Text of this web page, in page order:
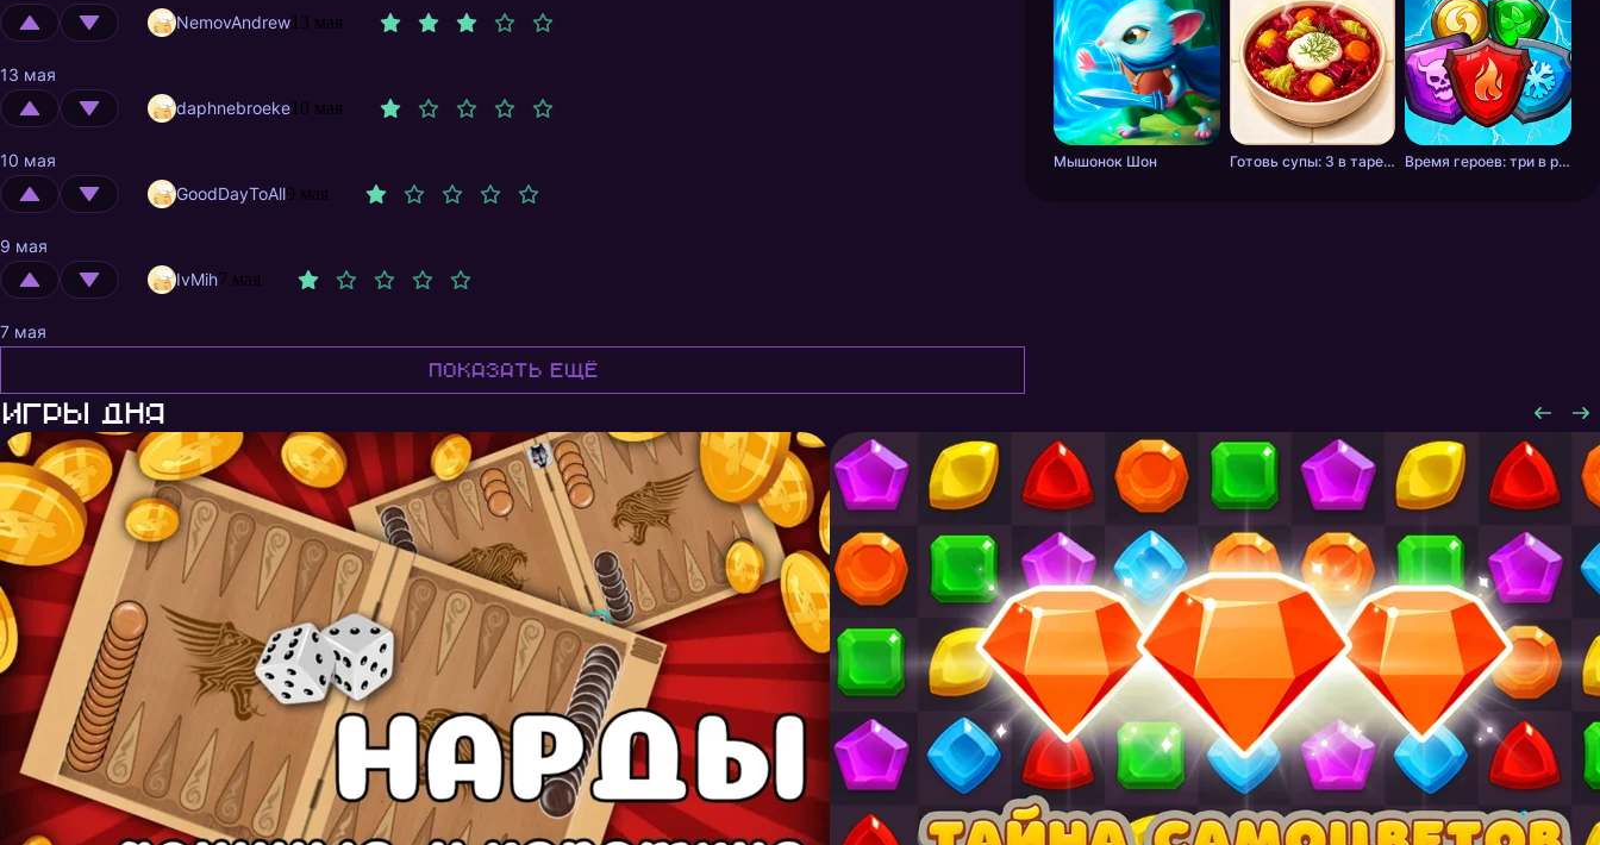
NemovAndrew13 мая
13 мая
daphnebroeke10 мая
10 мая
GoodDayToAll9 мая
9 мая
IvMih7 мая
7 мая
Показать ещё
Мышонок Шон Готовь супы: 3 в тарелку Время героев: три в ряд RPG
Игры дня